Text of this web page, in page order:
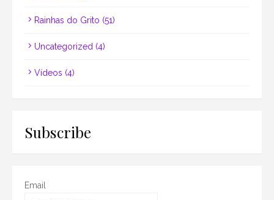
Rainhas do Grito (51)
Uncategorized (4)
Vídeos (4)
Subscribe
Email